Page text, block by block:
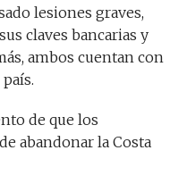
lesiones graves,
claves bancarias y
ambos cuentan con
de que los
abandonar la Costa